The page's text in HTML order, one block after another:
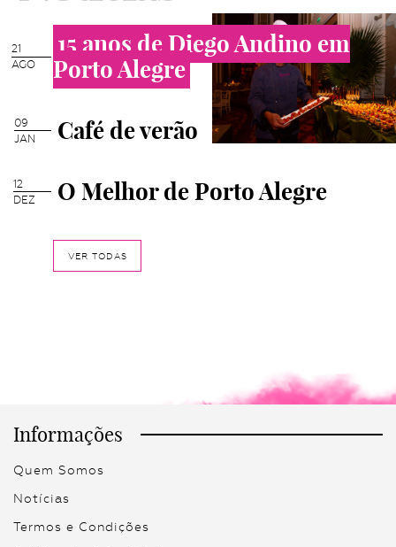
15 anos de Diego Andino em
Porto Alegre
21
AGO
Café de verão
09
JAN
O Melhor de Porto Alegre
12
DEZ
VER TODAS
Informações
Quem Somos
Notícias
Termos e Condições